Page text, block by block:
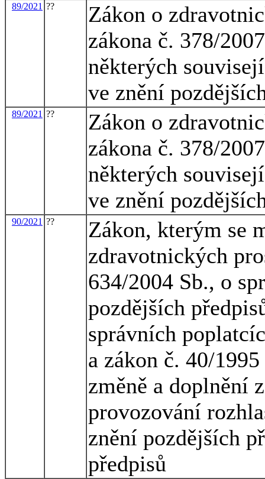
89/2021 ??
Zákon o
zákona č. 378/
některých
ve znění
89/2021 ??
Zákon o
zákona č. 378/
některých
ve znění
90/2021 ??
Zákon, kterým se
zdravotnických
634/2004 Sb., o
pozdějších
správních
a zákon č. 40/
změně a doplnění
provozování
znění pozdějších
předpisů